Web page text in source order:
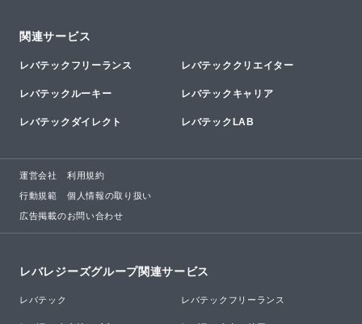
関連サービス
レバテックフリーランス レバテッククリエイター
レバテックルーキー レバテックキャリア
レバテックダイレクト レバテックLAB
運営会社 利用規約
行動規範 個人情報の取り扱い
広告掲載のお問い合わせ
レバレジーズグループ関連サービス
レバテック レバテックフリーランス